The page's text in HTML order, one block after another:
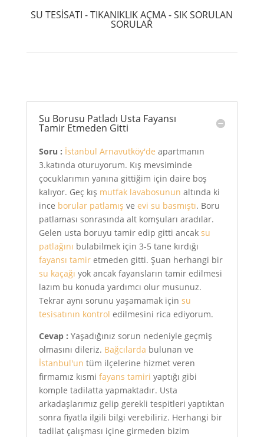
SU TESİSATI - TIKANIKLIK AÇMA - SIK SORULAN
SORULAR
Su Borusu Patladı Usta Fayansı
Tamir Etmeden Gitti
Soru : İstanbul Arnavutköy'de apartmanın
3.katında oturuyorum. Kış mevsiminde
çocuklarımın yanına gittiğim için daire boş
kalıyor. Geç kış mutfak lavabosunun altında ki
ince borular patlamış ve evi su basmıştı. Boru
patlaması sonrasında alt komşuları aradılar.
Gelen usta boruyu tamir edip gitti ancak su
patlağını bulabilmek için 3-5 tane kırdığı
fayansı tamiretmeden gitti. Şuan herhangi bir
su kaçağı yok ancak fayansların tamir edilmesi
lazım bu konuda yardımcı olur musunuz.
Tekrar aynı sorunu yaşamamak için su
tesisatının kontrol edilmesini rica ediyorum.
Cevap : Yaşadığınız sorun nedeniyle geçmiş
olmasını dileriz. Bağcılarda bulunan ve
İstanbul'un tüm ilçelerine hizmet veren
firmamız kısmi fayans tamiri yaptığı gibi
komple tadilatta yapmaktadır. Usta
arkadaşlarımız gelip gerekli tespitleri yaptıktan
sonra fiyatla ilgili bilgi verebiliriz. Herhangi bir
tadilat çalışması içine girmeden bizim